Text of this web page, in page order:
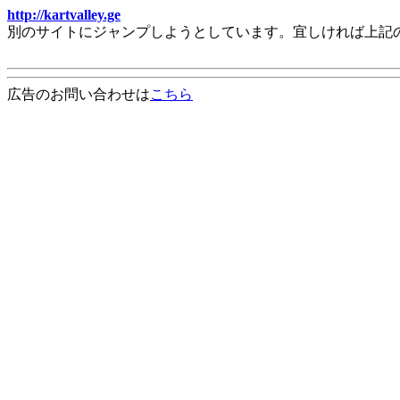
http://kartvalley.ge
別のサイトにジャンプしようとしています。宜しければ上
広告のお問い合わせはこちら